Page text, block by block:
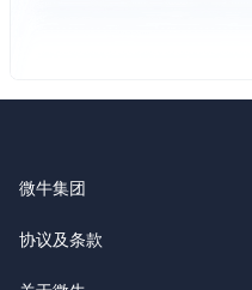
微牛集团
Webull Financial LLC (US)
协议及条款
Legal and Disclosures